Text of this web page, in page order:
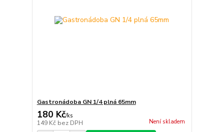
Gastronádoba GN 1/4 plná 65mm
180 Kč/ks
149 Kč bez DPH Není skladem